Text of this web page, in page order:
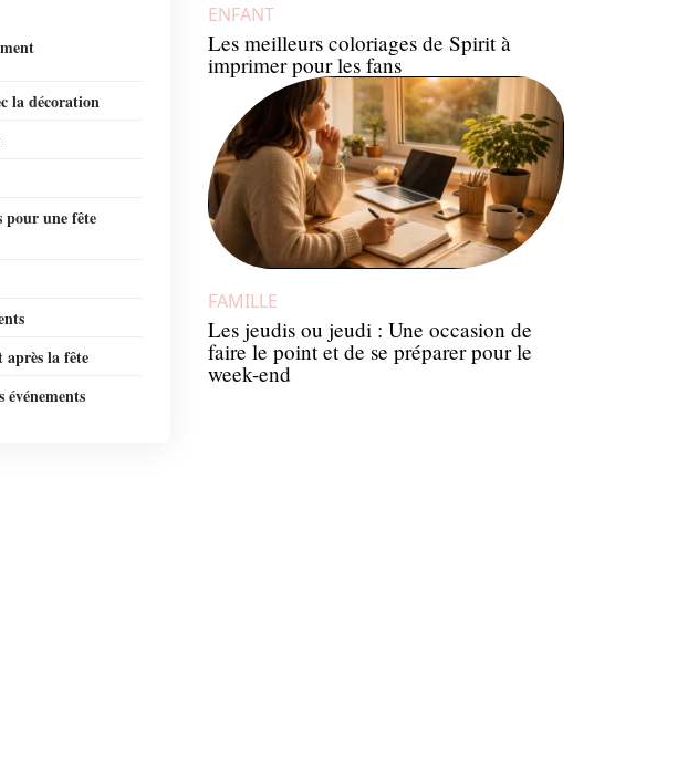
la décoration
pour une fête
après la fête
ENFANT
Les meilleurs coloriages de Spirit à
imprimer pour les fans
FAMILLE
Les jeudis ou jeudi : Une occasion de
faire le point et de se préparer pour le
week-end